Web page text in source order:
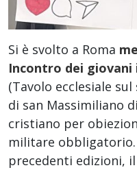
Si è svolto a Roma
Incontro dei giovani
(Tavolo ecclesiale
di san Massimiliano
cristiano per
militare obbligatorio.
precedenti edizioni,